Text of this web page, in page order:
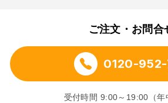
ご注文・お問合
0120-
受付時間 9:00～19:00（年